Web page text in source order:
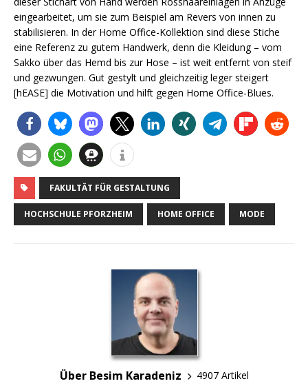
eingearbeitet, um sie zum Beispiel am Revers von innen zu
stabilisieren. In der Home Office-Kollektion sind diese Stiche
eine Referenz zu gutem Handwerk, denn die Kleidung – vom
Sakko über das Hemd bis zur Hose – ist weit entfernt von steif
und gezwungen. Gut gestylt und gleichzeitig leger steigert
[hEASE] die Motivation und hilft gegen Home Office-Blues.
FAKULTÄT FÜR GESTALTUNG
HOCHSCHULE PFORZHEIM HOME OFFICE MODE
Über Besim Karadeniz
4907 Artikel